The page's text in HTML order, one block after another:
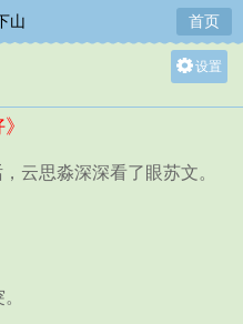
山 首页
设置
中
思淼深深看了眼苏文。